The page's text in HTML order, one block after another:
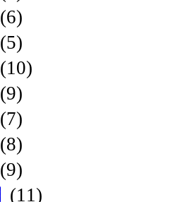
(6)
(5)
(10)
(9)
(7)
(8)
(9)
(11)